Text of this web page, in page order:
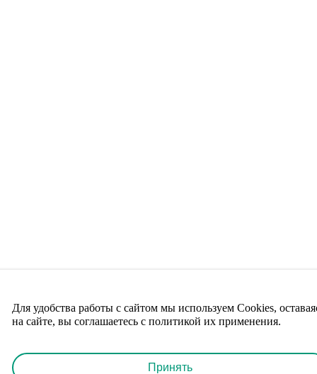
Для удобства работы с сайтом мы используем Cookies,
на сайте, вы соглашаетесь с политикой их применения.
Принять